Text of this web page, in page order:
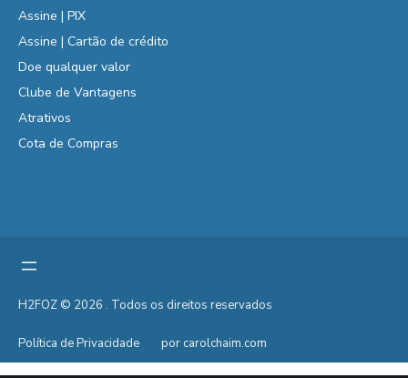
Assine | PIX
Assine | Cartão de crédito
Doe qualquer valor
Clube de Vantagens
Atrativos
Cota de Compras
H2FOZ © 2026 . Todos os direitos reservados
Política de Privacidade por carolchaim.com